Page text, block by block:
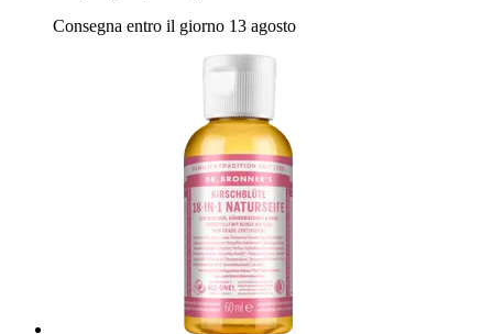
Consegna entro il giorno 13 agosto